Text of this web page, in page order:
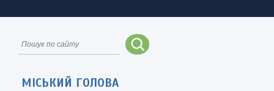
МІСЬКИЙ ГОЛОВА